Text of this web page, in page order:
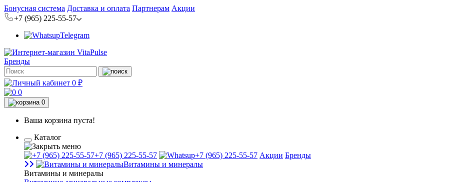
Бонусная система Доставка и оплата Партнерам Акции
+7 (965) 225-55-57
Telegram
Бренды
0 ₽
0
0
Ваша корзина пуста!
Каталог
+7 (965) 225-55-57 +7 (965) 225-55-57 Акции Бренды
Витамины и минералы
Витамины и минералы